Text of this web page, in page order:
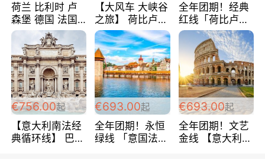
荷兰 比利时 卢
森堡 德国 法国
超爽玩遍西欧 循
环线 全程四星宾
馆 108欧/人/天
【大风车 大峡谷
之旅】 荷比卢德
法 巴黎上下 经
典五国四日游
488欧/人
全年团期！经典
红线「荷比卢德
法」七天循环 五
国 仅售99欧/人/
天！巴黎上下！
包拼房~
€756.00起
【意大利南法经
典循环线】 巴黎
€693.00起
全年团期！永恒
绿线 「意国法
€693.00起
全年团期！文艺
金线 【意大利一